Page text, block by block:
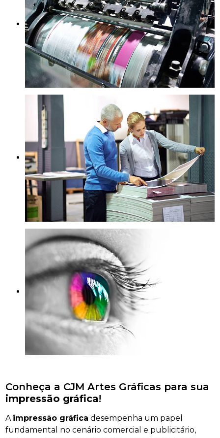
Conheça a CJM Artes Gráficas para sua
impressão gráfica!
A impressão gráfica desempenha um papel
fundamental no cenário comercial e publicitário,